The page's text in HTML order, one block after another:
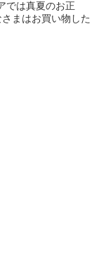
では真夏のお正
さまはお買い物した